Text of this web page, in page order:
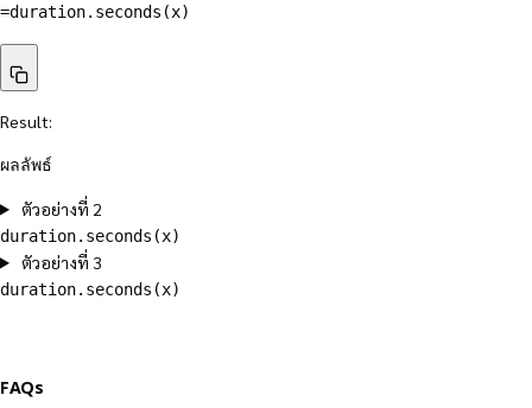
=duration.seconds(x)
Result:
ผลลัพธ์
ตัวอย่างที่ 2
duration.seconds(x)
ตัวอย่างที่ 3
duration.seconds(x)
FAQs